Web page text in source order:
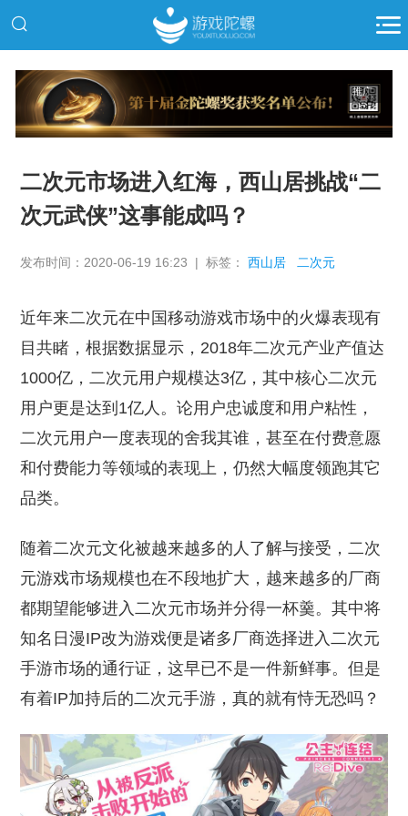
推广
二次元市场进入红海，西山居挑战“二
次元武侠”这事能成吗？
发布时间：2020-06-19 16:23 | 标签：西山居 二次元
近年来二次元在中国移动游戏市场中的火爆表现有
目共睹，根据数据显示，2018年二次元产业产值达
1000亿，二次元用户规模达3亿，其中核心二次元
用户更是达到1亿人。论用户忠诚度和用户粘性，
二次元用户一度表现的舍我其谁，甚至在付费意愿
和付费能力等领域的表现上，仍然大幅度领跑其它
品类。
随着二次元文化被越来越多的人了解与接受，二次
元游戏市场规模也在不段地扩大，越来越多的厂商
都期望能够进入二次元市场并分得一杯羹。其中将
知名日漫IP改为游戏便是诸多厂商选择进入二次元
手游市场的通行证，这早已不是一件新鲜事。但是
有着IP加持后的二次元手游，真的就有恃无恐吗？